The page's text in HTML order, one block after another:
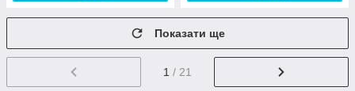
Показати ще
1 / 21